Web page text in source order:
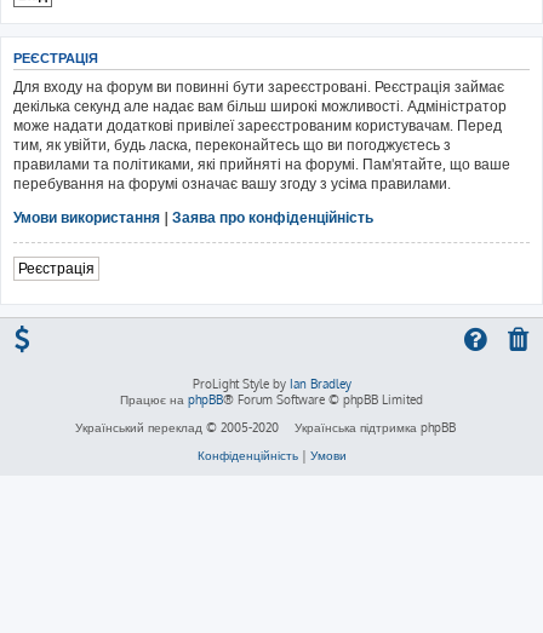
РЕЄСТРАЦІЯ
Для входу на форум ви повинні бути зареєстровані. Реєстрація займає
декілька секунд але надає вам більш широкі можливості. Адміністратор
може надати додаткові привілеї зареєстрованим користувачам. Перед
тим, як увійти, будь ласка, переконайтесь що ви погоджуєтесь з
правилами та політиками, які прийняті на форумі. Пам'ятайте, що ваше
перебування на форумі означає вашу згоду з усіма правилами.
Умови використання | Заява про конфіденційність
Реєстрація
ProLight Style by Ian Bradley
Працює на phpBB® Forum Software © phpBB Limited
Український переклад © 2005-2020
Українська підтримка phpBB
Конфіденційність| Умови